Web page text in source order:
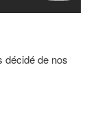
décidé de nos